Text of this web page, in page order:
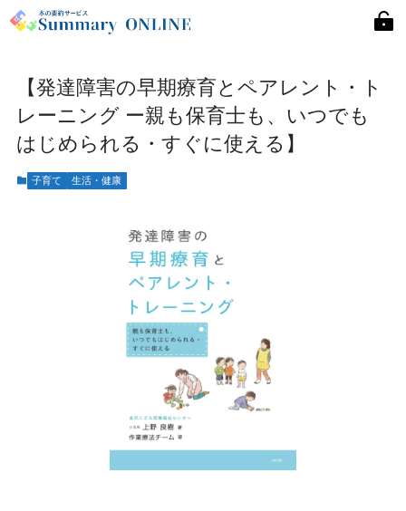
【発達障害の早期療育とペアレント・ト
レーニング ー親も保育士も、いつでも
はじめられる・すぐに使える】
子育て 生活・健康